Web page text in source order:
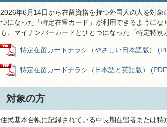
2026年6月14日から在留資格を持つ外国人の人を対
つになった「特定在留カード」が利用できるように
も、マイナンバーカードとひとつになった「特定特別
特定在留カードチラシ（やさしい日本語版）
特定在留カードチラシ（日本語と英語版）
対象の方
住民基本台帳に記録されている中長期在留者または特